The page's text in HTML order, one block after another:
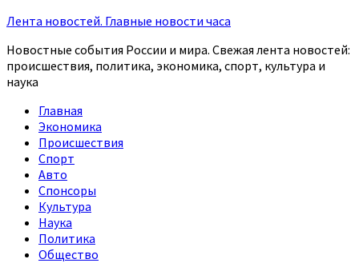
Лента новостей. Главные новости часа
Новостные события России и мира. Свежая лента новостей:
происшествия, политика, экономика, спорт, культура и
наука
Главная
Экономика
Происшествия
Спорт
Авто
Спонсоры
Культура
Наука
Политика
Общество